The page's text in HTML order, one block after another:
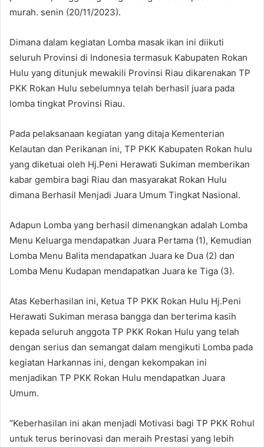
murah. senin (20/11/2023).
Dimana dalam kegiatan Lomba masak ikan ini diikuti
seluruh Provinsi di Indonesia termasuk Kabupaten Rokan
Hulu yang ditunjuk mewakili Provinsi Riau dikarenakan TP
PKK Rokan Hulu sebelumnya telah berhasil juara pada
lomba tingkat Provinsi Riau.
Pada pelaksanaan kegiatan yang ditaja Kementerian
Kelautan dan Perikanan ini, TP PKK Kabupaten Rokan hulu
yang diketuai oleh Hj.Peni Herawati Sukiman memberikan
kabar gembira bagi Riau dan masyarakat Rokan Hulu
dimana Berhasil Menjadi Juara Umum Tingkat Nasional.
Adapun Lomba yang berhasil dimenangkan adalah Lomba
Menu Keluarga mendapatkan Juara Pertama (1), Kemudian
Lomba Menu Balita mendapatkan Juara ke Dua (2) dan
Lomba Menu Kudapan mendapatkan Juara ke Tiga (3).
Atas Keberhasilan ini, Ketua TP PKK Rokan Hulu Hj.Peni
Herawati Sukiman merasa bangga dan berterima kasih
kepada seluruh anggota TP PKK Rokan Hulu yang telah
dengan serius dan semangat dalam mengikuti Lomba pada
kegiatan Harkannas ini, dengan kekompakan ini
menjadikan TP PKK Rokan Hulu mendapatkan Juara
Umum.
“Keberhasilan ini akan menjadi Motivasi bagi TP PKK Rohul
untuk terus berinovasi dan meraih Prestasi yang lebih